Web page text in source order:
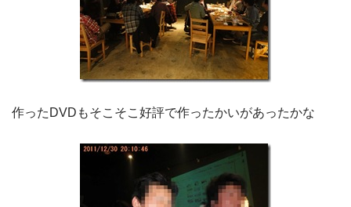
作ったDVDもそこそこ好評で作ったかいがあったかな